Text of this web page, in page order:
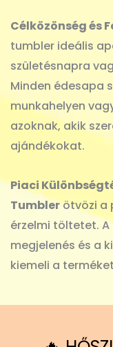
Célközönség és
tumbler ideális
születésnapra
Minden édesapa
munkahelyen
azoknak, akik
ajándékokat.
Piaci
Tumblerötvözi a
érzelmi töltetet.
megjelenés és a
kiemeli a